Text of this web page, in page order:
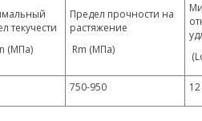
текучести
(МПа)
Предел прочности на
растяжение
Rm (МПа)
750-950 12